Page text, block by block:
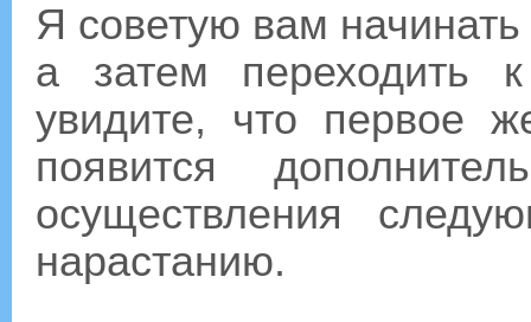
Я советую вам
а затем переходить
увидите, что первое
появится
осуществления
нарастанию.